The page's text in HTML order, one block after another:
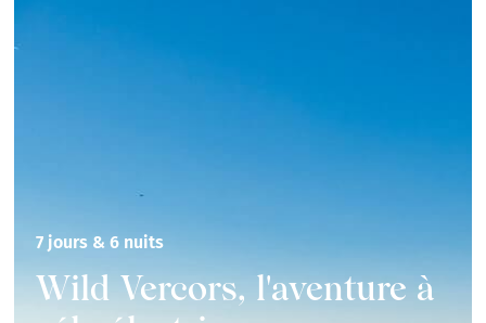
7 jours & 6 nuits
Wild Vercors, l'aventure à